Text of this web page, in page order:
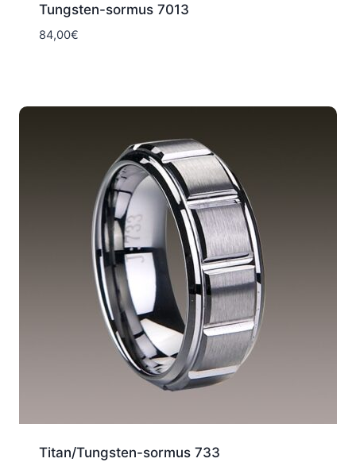
Tungsten-sormus 7013
84,00€
Titan/Tungsten-sormus 733